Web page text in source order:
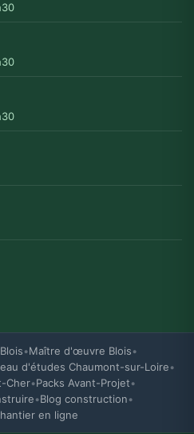
•Maître d'œuvre Blois•
d'études Chaumont-sur-Loire•
Cher•Packs Avant-Projet•
•Blog construction•
en ligne
analytiques
nous aident à comprendre
Ils nous permettent d'améliorer
et le comportement des utilisateurs.